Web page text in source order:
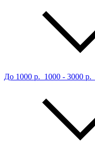
До 1000 р. 1000 - 3000 р.